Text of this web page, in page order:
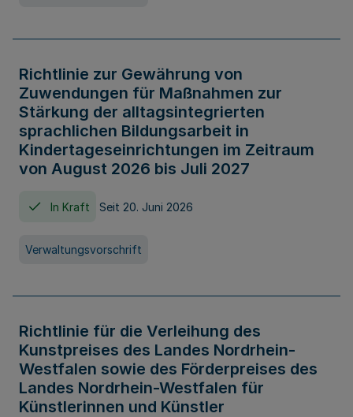
Richtlinie zur Gewährung von
Zuwendungen für Maßnahmen zur
Stärkung der alltagsintegrierten
sprachlichen Bildungsarbeit in
Kindertageseinrichtungen im Zeitraum
von August 2026 bis Juli 2027
In Kraft Seit 20. Juni 2026
Verwaltungsvorschrift
Richtlinie für die Verleihung des
Kunstpreises des Landes Nordrhein-
Westfalen sowie des Förderpreises des
Landes Nordrhein-Westfalen für
Künstlerinnen und Künstler